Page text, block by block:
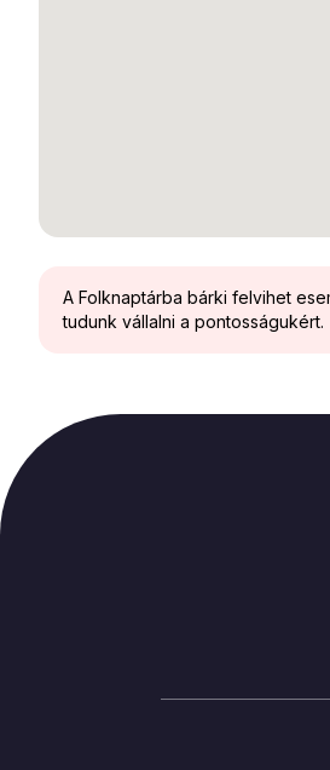
A Folknaptárba bárki felvihet
tudunk vállalni a pontosságukért.